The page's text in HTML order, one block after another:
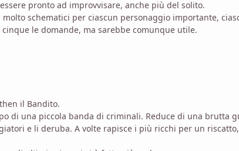
pronto ad improvvisare, anche più del solito.
schematici per ciascun personaggio importante,
le domande, ma sarebbe comunque utile.
il Bandito.
di una piccola banda di criminali. Reduce di una brutta
e li deruba. A volte rapisce i più ricchi per un